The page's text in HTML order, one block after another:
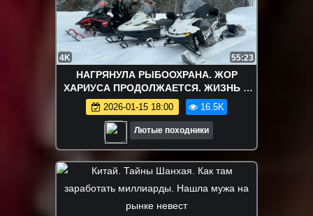
4K 55:23
НАГРЯНУЛА РЫБООХРАНА. ЖОР
ХАРИУСА ПРОДОЛЖАЕТСЯ. ЖИЗНЬ И
БЫТ В ТАЕЖНОМ ЛЕСУ. ЧАСТЬ4
2026-01-15 18:00 16.5K
Лютые походники